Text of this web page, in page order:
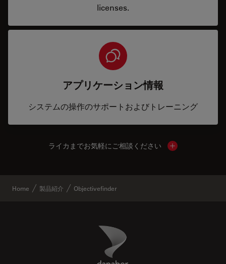
licenses.
アプリケーション情報
システムの操作のサポートおよびトレーニング
ライカまでお気軽にご相談ください Show local
Home 製品紹介 Objectivefinder
Danaher Logo